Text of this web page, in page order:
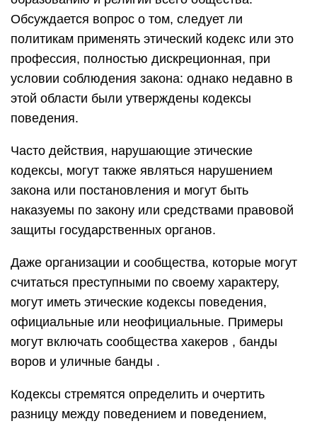
Обсуждается вопрос о том, следует ли
политикам применять этический кодекс или это
профессия, полностью дискреционная, при
условии соблюдения закона: однако недавно в
этой области были утверждены кодексы
поведения.
Часто действия, нарушающие этические
кодексы, могут также являться нарушением
закона или постановления и могут быть
наказуемы по закону или средствами правовой
защиты государственных органов.
Даже организации и сообщества, которые могут
считаться преступными по своему характеру,
могут иметь этические кодексы поведения,
официальные или неофициальные. Примеры
могут включать сообщества хакеров , банды
воров и уличные банды .
Кодексы стремятся определить и очертить
разницу между поведением и поведением,